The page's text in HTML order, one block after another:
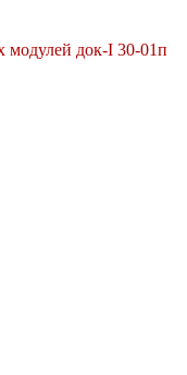
док-I 30-01п